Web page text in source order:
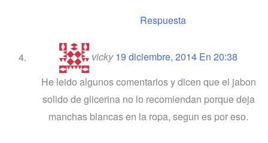
Respuesta
vicky 19 diciembre, 2014 En 20:38
He leido algunos comentarios y dicen que el jabon
solido de glicerina no lo recomiendan porque deja
manchas blancas en la ropa, segun es por eso.